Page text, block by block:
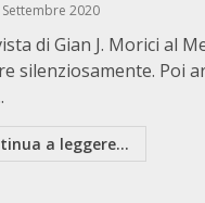
2020
di Gian J. Morici al
silenziosamente. Poi
a leggere...